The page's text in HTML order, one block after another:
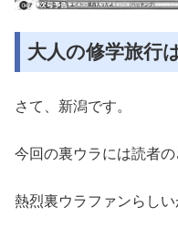
大人の修学旅行
さて、新潟です。
今回の裏ウラには読者の
熱烈裏ウラファンらしい